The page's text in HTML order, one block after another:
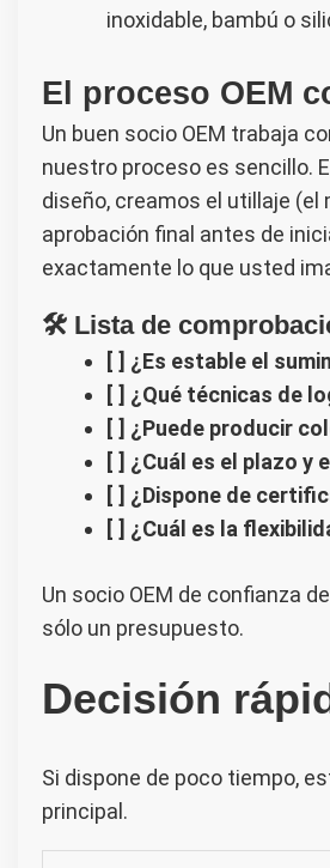
inoxidable, bambú o
El proceso OEM
Un buen socio OEM trabaja
nuestro proceso es sencillo.
diseño, creamos el utillaje
aprobación final antes de
exactamente lo que usted
🛠️ Lista de
[ ] ¿Es estable el
[ ] ¿Qué técnicas de
[ ] ¿Puede producir
[ ] ¿Cuál es el plazo y
[ ] ¿Dispone de
[ ] ¿Cuál es la
Un socio OEM de confianza
sólo un presupuesto.
Decisión
Si dispone de poco tiempo,
principal.